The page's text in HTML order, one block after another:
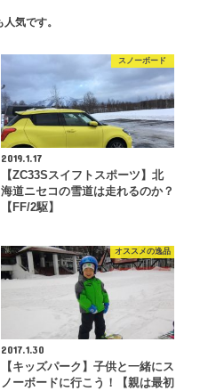
気です。
スノーボード
2019.1.17
【ZC33Sスイフトスポーツ】北
海道ニセコの雪道は走れるのか？
【FF/2駆】
オススメの逸品
2017.1.30
【キッズパーク】子供と一緒にス
ノーボードに行こう！【親は最初